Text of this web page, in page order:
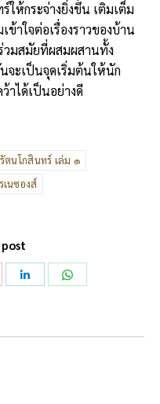
ห้กระจ่างยิ่งขึ้น เติมเต็ม
าใจต่อเรื่องราวของบ้าน
วมสมัยที่ผสมผสานทั้ง
ะเป็นจุดเริ่มต้นให้นัก
าได้เป็นอย่างดี
ตนโกสินทร์ เล่ม ๑
นซองส์